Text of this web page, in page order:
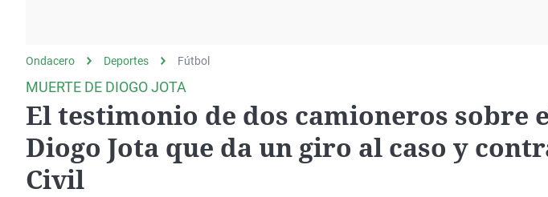
Como el perro y el
Negra
País Vasco
Ondacero Deportes Fútbol
MUERTE DE DIOGO JOTA
El testimonio de dos camioneros sobre
Diogo Jota que da un giro al caso y
Civil